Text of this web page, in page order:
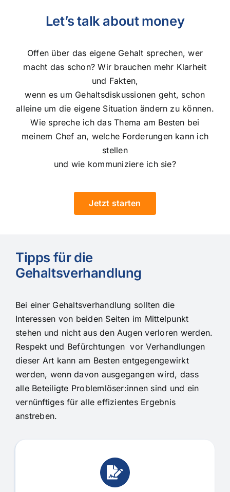
Let’s talk about money
Offen über das eigene Gehalt sprechen, wer
macht das schon? Wir brauchen mehr Klarheit
und Fakten,
wenn es um Gehaltsdiskussionen geht, schon
alleine um die eigene Situation ändern zu können.
Wie spreche ich das Thema am Besten bei
meinem Chef an, welche Forderungen kann ich
stellen
und wie kommuniziere ich sie?
Jetzt starten
Tipps für die
Gehaltsverhandlung
Bei einer Gehaltsverhandlung sollten die
Interessen von beiden Seiten im Mittelpunkt
stehen und nicht aus den Augen verloren werden.
Respekt und Befürchtungen vor Verhandlungen
dieser Art kann am Besten entgegengewirkt
werden, wenn davon ausgegangen wird, dass
alle Beteiligte Problemlöser:innen sind und ein
vernünftiges für alle effizientes Ergebnis
anstreben.